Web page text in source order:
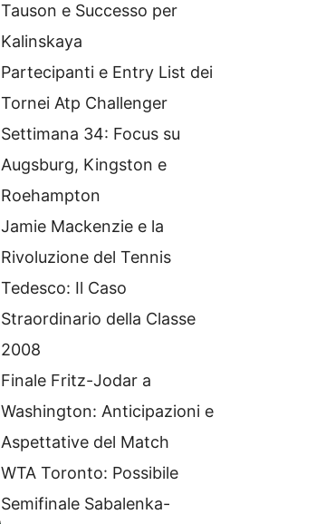
Tauson e Successo per
Kalinskaya
Partecipanti e Entry List dei
Tornei Atp Challenger
Settimana 34: Focus su
Augsburg, Kingston e
Roehampton
Jamie Mackenzie e la
Rivoluzione del Tennis
Tedesco: Il Caso
Straordinario della Classe
2008
Finale Fritz-Jodar a
Washington: Anticipazioni e
Aspettative del Match
WTA Toronto: Possibile
Semifinale Sabalenka-